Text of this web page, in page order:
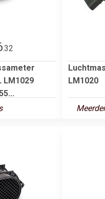
.32
LM1029
LM1020